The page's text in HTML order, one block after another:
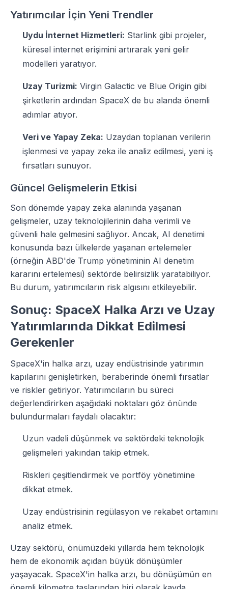
Yatırımcılar İçin Yeni Trendler
Uydu İnternet Hizmetleri: Starlink gibi projeler,
küresel internet erişimini artırarak yeni gelir
modelleri yaratıyor.
Uzay Turizmi: Virgin Galactic ve Blue Origin gibi
şirketlerin ardından SpaceX de bu alanda önemli
adımlar atıyor.
Veri ve Yapay Zeka: Uzaydan toplanan verilerin
işlenmesi ve yapay zeka ile analiz edilmesi, yeni iş
fırsatları sunuyor.
Güncel Gelişmelerin Etkisi
Son dönemde yapay zeka alanında yaşanan
gelişmeler, uzay teknolojilerinin daha verimli ve
güvenli hale gelmesini sağlıyor. Ancak, AI denetimi
konusunda bazı ülkelerde yaşanan ertelemeler
(örneğin ABD'de Trump yönetiminin AI denetim
kararını ertelemesi) sektörde belirsizlik yaratabiliyor.
Bu durum, yatırımcıların risk algısını etkileyebilir.
Sonuç: SpaceX Halka Arzı ve Uzay
Yatırımlarında Dikkat Edilmesi
Gerekenler
SpaceX'in halka arzı, uzay endüstrisinde yatırımın
kapılarını genişletirken, beraberinde önemli fırsatlar
ve riskler getiriyor. Yatırımcıların bu süreci
değerlendirirken aşağıdaki noktaları göz önünde
bulundurmaları faydalı olacaktır:
Uzun vadeli düşünmek ve sektördeki teknolojik
gelişmeleri yakından takip etmek.
Riskleri çeşitlendirmek ve portföy yönetimine
dikkat etmek.
Uzay endüstrisinin regülasyon ve rekabet ortamını
analiz etmek.
Uzay sektörü, önümüzdeki yıllarda hem teknolojik
hem de ekonomik açıdan büyük dönüşümler
yaşayacak. SpaceX'in halka arzı, bu dönüşümün en